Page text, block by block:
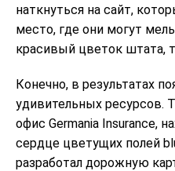
наткнуться на сайт,
место, где они могут
красивый цветок штата,
Конечно, в результатах
удивительных ресурсов.
офис Germania Insurance,
сердце цветущих полей
разработал дорожную